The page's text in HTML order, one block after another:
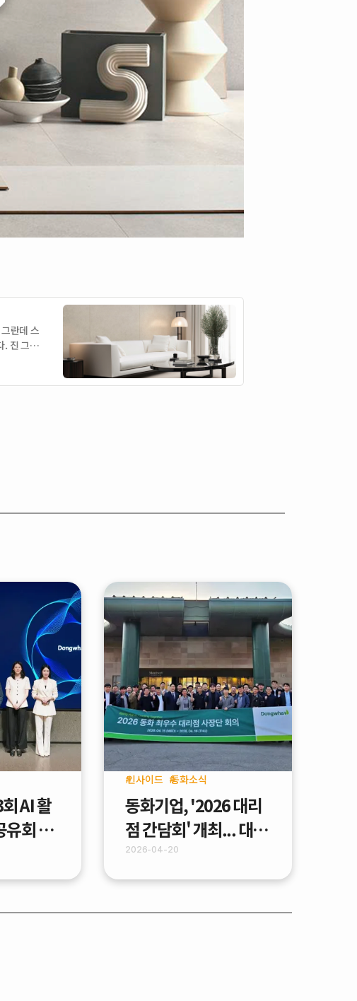
란데 스
. 진 그란
AI 활
유회 개
인사이드 동화소식
동화기업, '2026 대리
점 간담회' 개최... 대리
점과 파트너십 강화
2026-04-20